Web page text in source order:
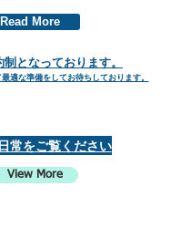
Read More
となっております。
適な準備をしてお待ちしております。
常をご覧ください
View More